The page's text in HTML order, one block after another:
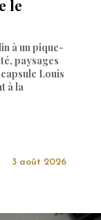
le
à un pique-
paysages
Louis
à la
3 août 2026